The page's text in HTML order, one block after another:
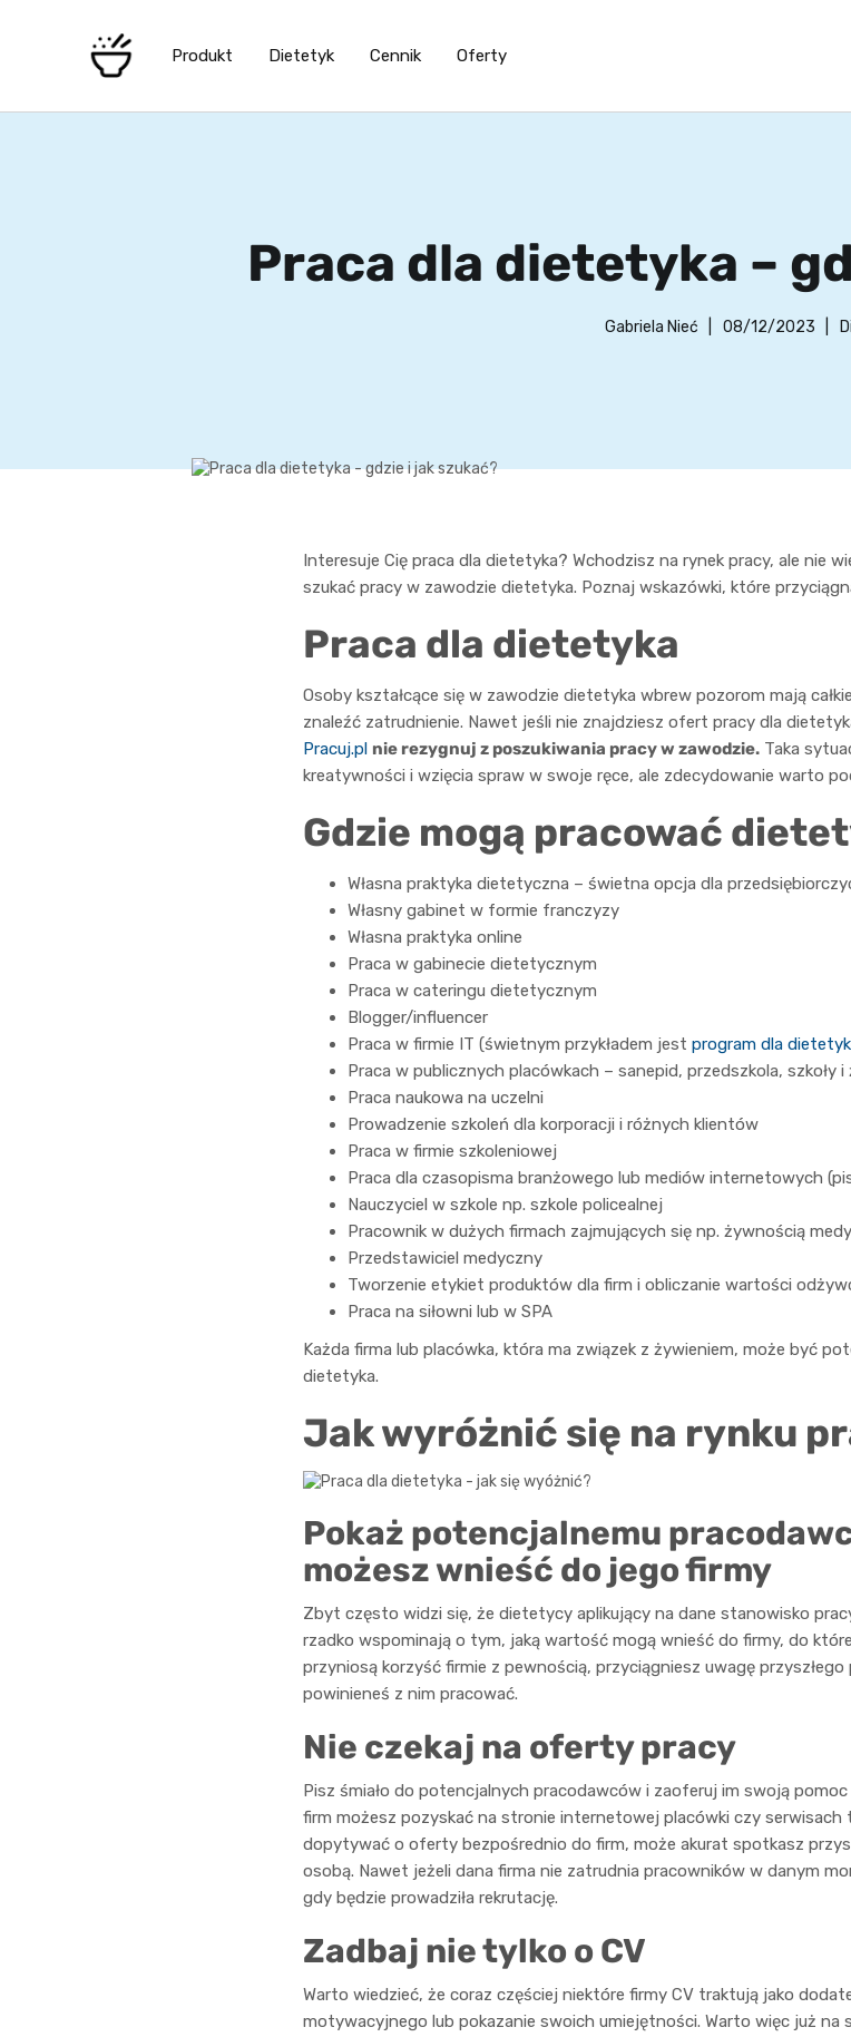
Produkt Dietetyk Cennik Oferty
Praca dla dietetyka –
Gabriela Nieć 08/12/2023
Interesuje Cię praca dla dietetyka? Wchodzisz na rynek pracy, ale nie
szukać pracy w zawodzie dietetyka. Poznaj wskazówki, które
Praca dla dietetyka
Osoby kształcące się w zawodzie dietetyka wbrew pozorom mają
znaleźć zatrudnienie. Nawet jeśli nie znajdziesz ofert pracy dla
Pracuj.pl nie rezygnuj z poszukiwania pracy w zawodzie. Taka
kreatywności i wzięcia spraw w swoje ręce, ale zdecydowanie warto
Gdzie mogą pracować
Własna praktyka dietetyczna – świetna opcja dla
Własny gabinet w formie franczyzy
Własna praktyka online
Praca w gabinecie dietetycznym
Praca w cateringu dietetycznym
Blogger/influencer
Praca w firmie IT (świetnym przykładem jest program dla
Praca w publicznych placówkach – sanepid, przedszkola, szkoły
Praca naukowa na uczelni
Prowadzenie szkoleń dla korporacji i różnych klientów
Praca w firmie szkoleniowej
Praca dla czasopisma branżowego lub mediów internetowych
Nauczyciel w szkole np. szkole policealnej
Pracownik w dużych firmach zajmujących się np. żywnością
Przedstawiciel medyczny
Tworzenie etykiet produktów dla firm i obliczanie wartości
Praca na siłowni lub w SPA
Każda firma lub placówka, która ma związek z żywieniem, może być
dietetyka.
Jak wyróżnić się na rynku
Pokaż potencjalnemu
możesz wnieść do jego firmy
Zbyt często widzi się, że dietetycy aplikujący na dane stanowisko
rzadko wspominają o tym, jaką wartość mogą wnieść do firmy, do
przyniosą korzyść firmie z pewnością, przyciągniesz uwagę
powinieneś z nim pracować.
Nie czekaj na oferty pracy
Pisz śmiało do potencjalnych pracodawców i zaoferuj im swoją
firm możesz pozyskać na stronie internetowej placówki czy serwisach
dopytywać o oferty bezpośrednio do firm, może akurat spotkasz
osobą. Nawet jeżeli dana firma nie zatrudnia pracowników w danym
gdy będzie prowadziła rekrutację.
Zadbaj nie tylko o CV
Warto wiedzieć, że coraz częściej niektóre firmy CV traktują jako
motywacyjnego lub pokazanie swoich umiejętności. Warto więc już na